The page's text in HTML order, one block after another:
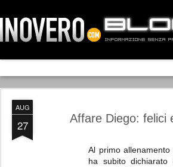
AUG
27 Affare Diego: felici
Al primo
ha subito